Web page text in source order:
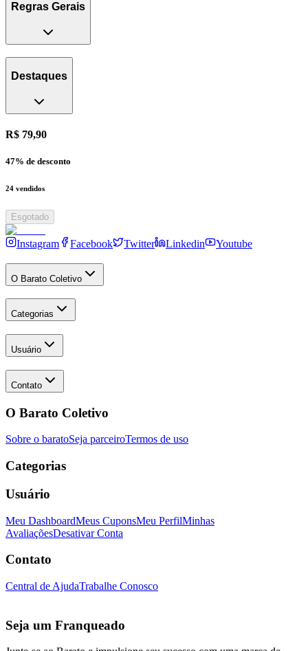
Regras Gerais
Destaques
R$ 79,90
47% de desconto
24 vendidos
Esgotado
Instagram Facebook Twitter Linkedin Youtube
O Barato Coletivo
Categorias
Usuário
Contato
O Barato Coletivo
Sobre o baratoSeja parceiroTermos de uso
Categorias
Usuário
Meu DashboardMeus CuponsMeu PerfilMinhas
AvaliaçõesDesativar Conta
Contato
Central de AjudaTrabalhe Conosco
Seja um Franqueado